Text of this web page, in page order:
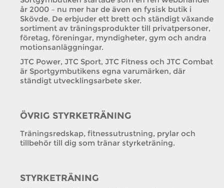
år 2000 – nu mer har de även en fysisk butik i
Skövde. De erbjuder ett brett och ständigt växande
sortiment av träningsprodukter till privatpersoner,
företag, föreningar, myndigheter, gym och andra
motionsanläggningar.
JTC Power, JTC Sport, JTC Fitness och JTC Combat
är Sportgymbutikens egna varumärken, där
ständigt utvecklingsarbete sker.
ÖVRIG STYRKETRÄNING
Träningsredskap, fitnessutrustning, prylar och
tillbehör till dig som tränar styrketräning.
STYRKETRÄNING